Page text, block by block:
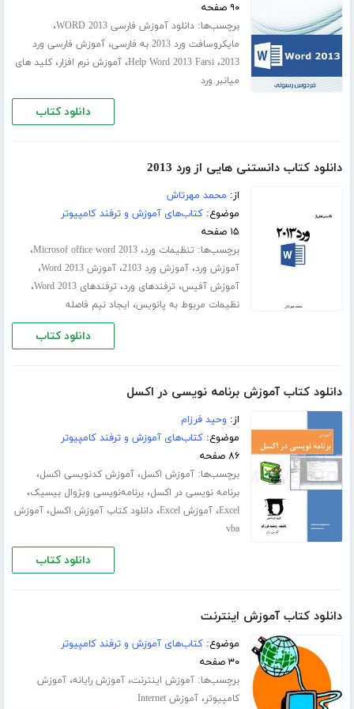
۹۰ صفحه
برچسب‌ها:دانلود آموزش فارسی WORD 2013 ،
مایکروسافت ورد 2013 به فارسی ،آموزش فارسی ورد
2013،Help Word 2013 Farsi،آموزش نرم افزار،کلید های
میانبر ورد
دانلود کتاب
دانلود کتاب دانستنی هایی از ورد 2013
از: محمد مهرتاش
موضوع:کتاب‌های آموزش و ترفند کامپیوتر
۱۵ صفحه
برچسب‌ها: تنظیمات ورد،Microsof office word 2013،
آموزش ورد،آموزش ورد 2103 ،آموزش Word 2013 ،
آموزش آفیس، ترفندهای ورد، ترفندهای Word 2013 ،
نظیمات مربوط به پانویس، ایجاد نیم فاصله
دانلود کتاب
دانلود کتاب آموزش برنامه نویسی در اکسل
از: وحید فرزام
موضوع:کتاب‌های آموزش و ترفند کامپیوتر
۸۶ صفحه
برچسب‌ها:آموزش اکسل،آموزش کدنویسی اکسل،
برنامه نویسی در اکسل،برنامه‌نویسی ویژوال بیسیک،
Excel،آموزش Excel ،دانلود کتاب آموزش اکسل،آموزش
vba
دانلود کتاب
دانلود کتاب آموزش اینترنت
موضوع:کتاب‌های آموزش و ترفند کامپیوتر
۳۰ صفحه
برچسب‌ها:آموزش اینترنت،آموزش رایانه،آموزش
کامپیوتر،آموزش Internet